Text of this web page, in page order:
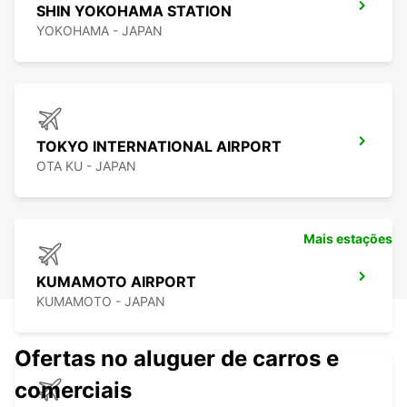
SHIN YOKOHAMA STATION
YOKOHAMA - JAPAN
TOKYO INTERNATIONAL AIRPORT
OTA KU - JAPAN
KUMAMOTO AIRPORT
KUMAMOTO - JAPAN
Mais estações
Ofertas no aluguer de carros e
comerciais